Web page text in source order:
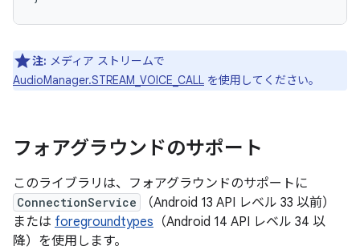
注: メディア ストリームで
AudioManager.STREAM_VOICE_CALL を使用してください。
フォアグラウンドのサポート
このライブラリは、フォアグラウンドのサポートに
ConnectionService
（Android 13 API レベル 33 以前）
または foregroundtypes （Android 14 API レベル 34 以
降）を使用します。